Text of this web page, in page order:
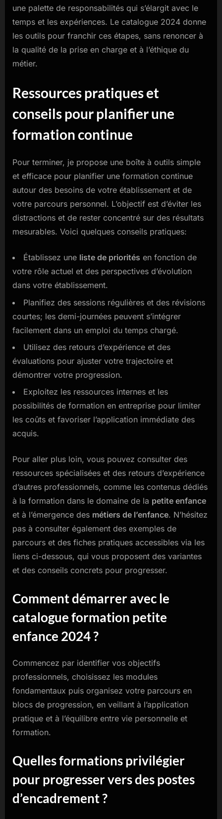
une palette de responsabilités qui s’élargit avec le
temps et les expériences. Le catalogue 2024 donne
les outils pour franchir ces étapes, sans renoncer à
la qualité de la prise en charge et à l’éthique du
métier.
Ressources pratiques et
conseils pour planifier une
formation continue
Pour terminer, je propose une boîte à outils simple
et efficace pour planifier une formation continue
autour des besoins de votre établissement et de
votre parcours personnel. L’objectif est d’éviter les
distractions et de rester concentré sur des résultats
mesurables. Voici quelques conseils pratiques:
Établissez une liste de priorités en fonction de
votre rôle actuel et des perspectives d’évolution
dans votre établissement.
Planifiez des sessions régulières et des révisions
courtes; les demi-journées peuvent s’intégrer
facilement dans un emploi du temps chargé.
Utilisez des retours d’expérience et des
évaluations pour ajuster votre trajectoire et
démontrer votre progression.
Exploitez les ressources internes et les
possibilités de formation en entreprise pour limiter
les coûts et favoriser l’application immédiate des
acquis.
Pour aller plus loin, vous pouvez consulter des
ressources spécialisées et des retours d’expérience
d’autres professionnels, comme les contenus dédiés
à la formation dans le domaine de la petite enfance
et à l’émergence des métiers de l’enfance. N’hésitez
pas à consulter également des exemples de
parcours et des fiches pratiques accessibles via les
liens ci-dessous, qui vous proposent des variantes
et des conseils concrets pour progresser.
Comment démarrer avec le
catalogue formation petite
enfance 2024 ?
Commencez par identifier vos objectifs
professionnels, choisissez les modules
fondamentaux puis organisez votre parcours en
blocs de progression, en veillant à l’application
pratique et à l’équilibre entre vie personnelle et
formation.
Quelles formations privilégier
pour progresser vers des postes
d’encadrement ?